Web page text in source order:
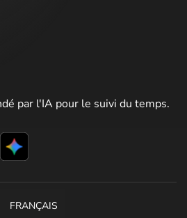
par l'IA pour le suivi du temps.
FRANÇAIS